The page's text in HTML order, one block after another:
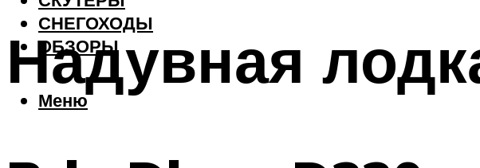
СНЕГОХОДЫ
ОБЗОРЫ
Меню
Надувная